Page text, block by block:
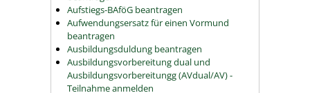
Aufstiegs-BAföG beantragen
Aufwendungsersatz für einen Vormund
beantragen
Ausbildungsduldung beantragen
Ausbildungsvorbereitung dual und
Ausbildungsvorbereitungg (AVdual/AV) -
Teilnahme anmelden